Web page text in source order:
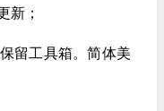
新；
留工具箱。简体美